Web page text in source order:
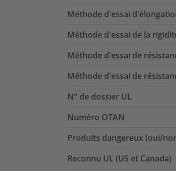
Méthode d'essai
Méthode d'essai de la
Méthode d'essai de
Méthode d'essai de
N° de dossier UL
Numéro OTAN
Produits dangereux (oui/
Reconnu UL (US et Canada)